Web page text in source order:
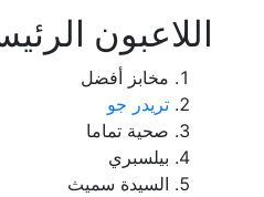
اللاعبون
مخابز أفضل
تريدر جو
صحية تماما
بيلسبري
السيدة سميث